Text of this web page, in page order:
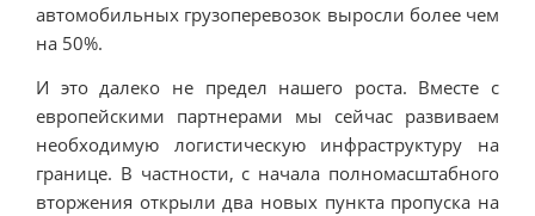
автомобильных грузоперевозок выросли более чем
на 50%.
И это далеко не предел нашего роста. Вместе с
европейскими партнерами мы сейчас развиваем
необходимую логистическую инфраструктуру на
границе. В частности, с начала полномасштабного
вторжения открыли два новых пункта пропуска на